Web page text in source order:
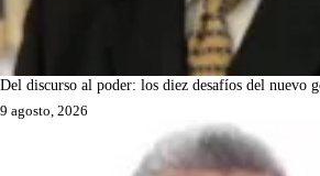
Del discurso al poder: los diez desafíos del nuevo
9 agosto, 2026